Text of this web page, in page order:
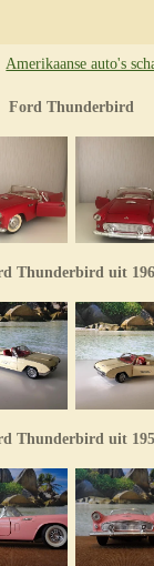
Amerikaanse auto's
Ford Thunderbird
Thunderbird uit
Thunderbird uit